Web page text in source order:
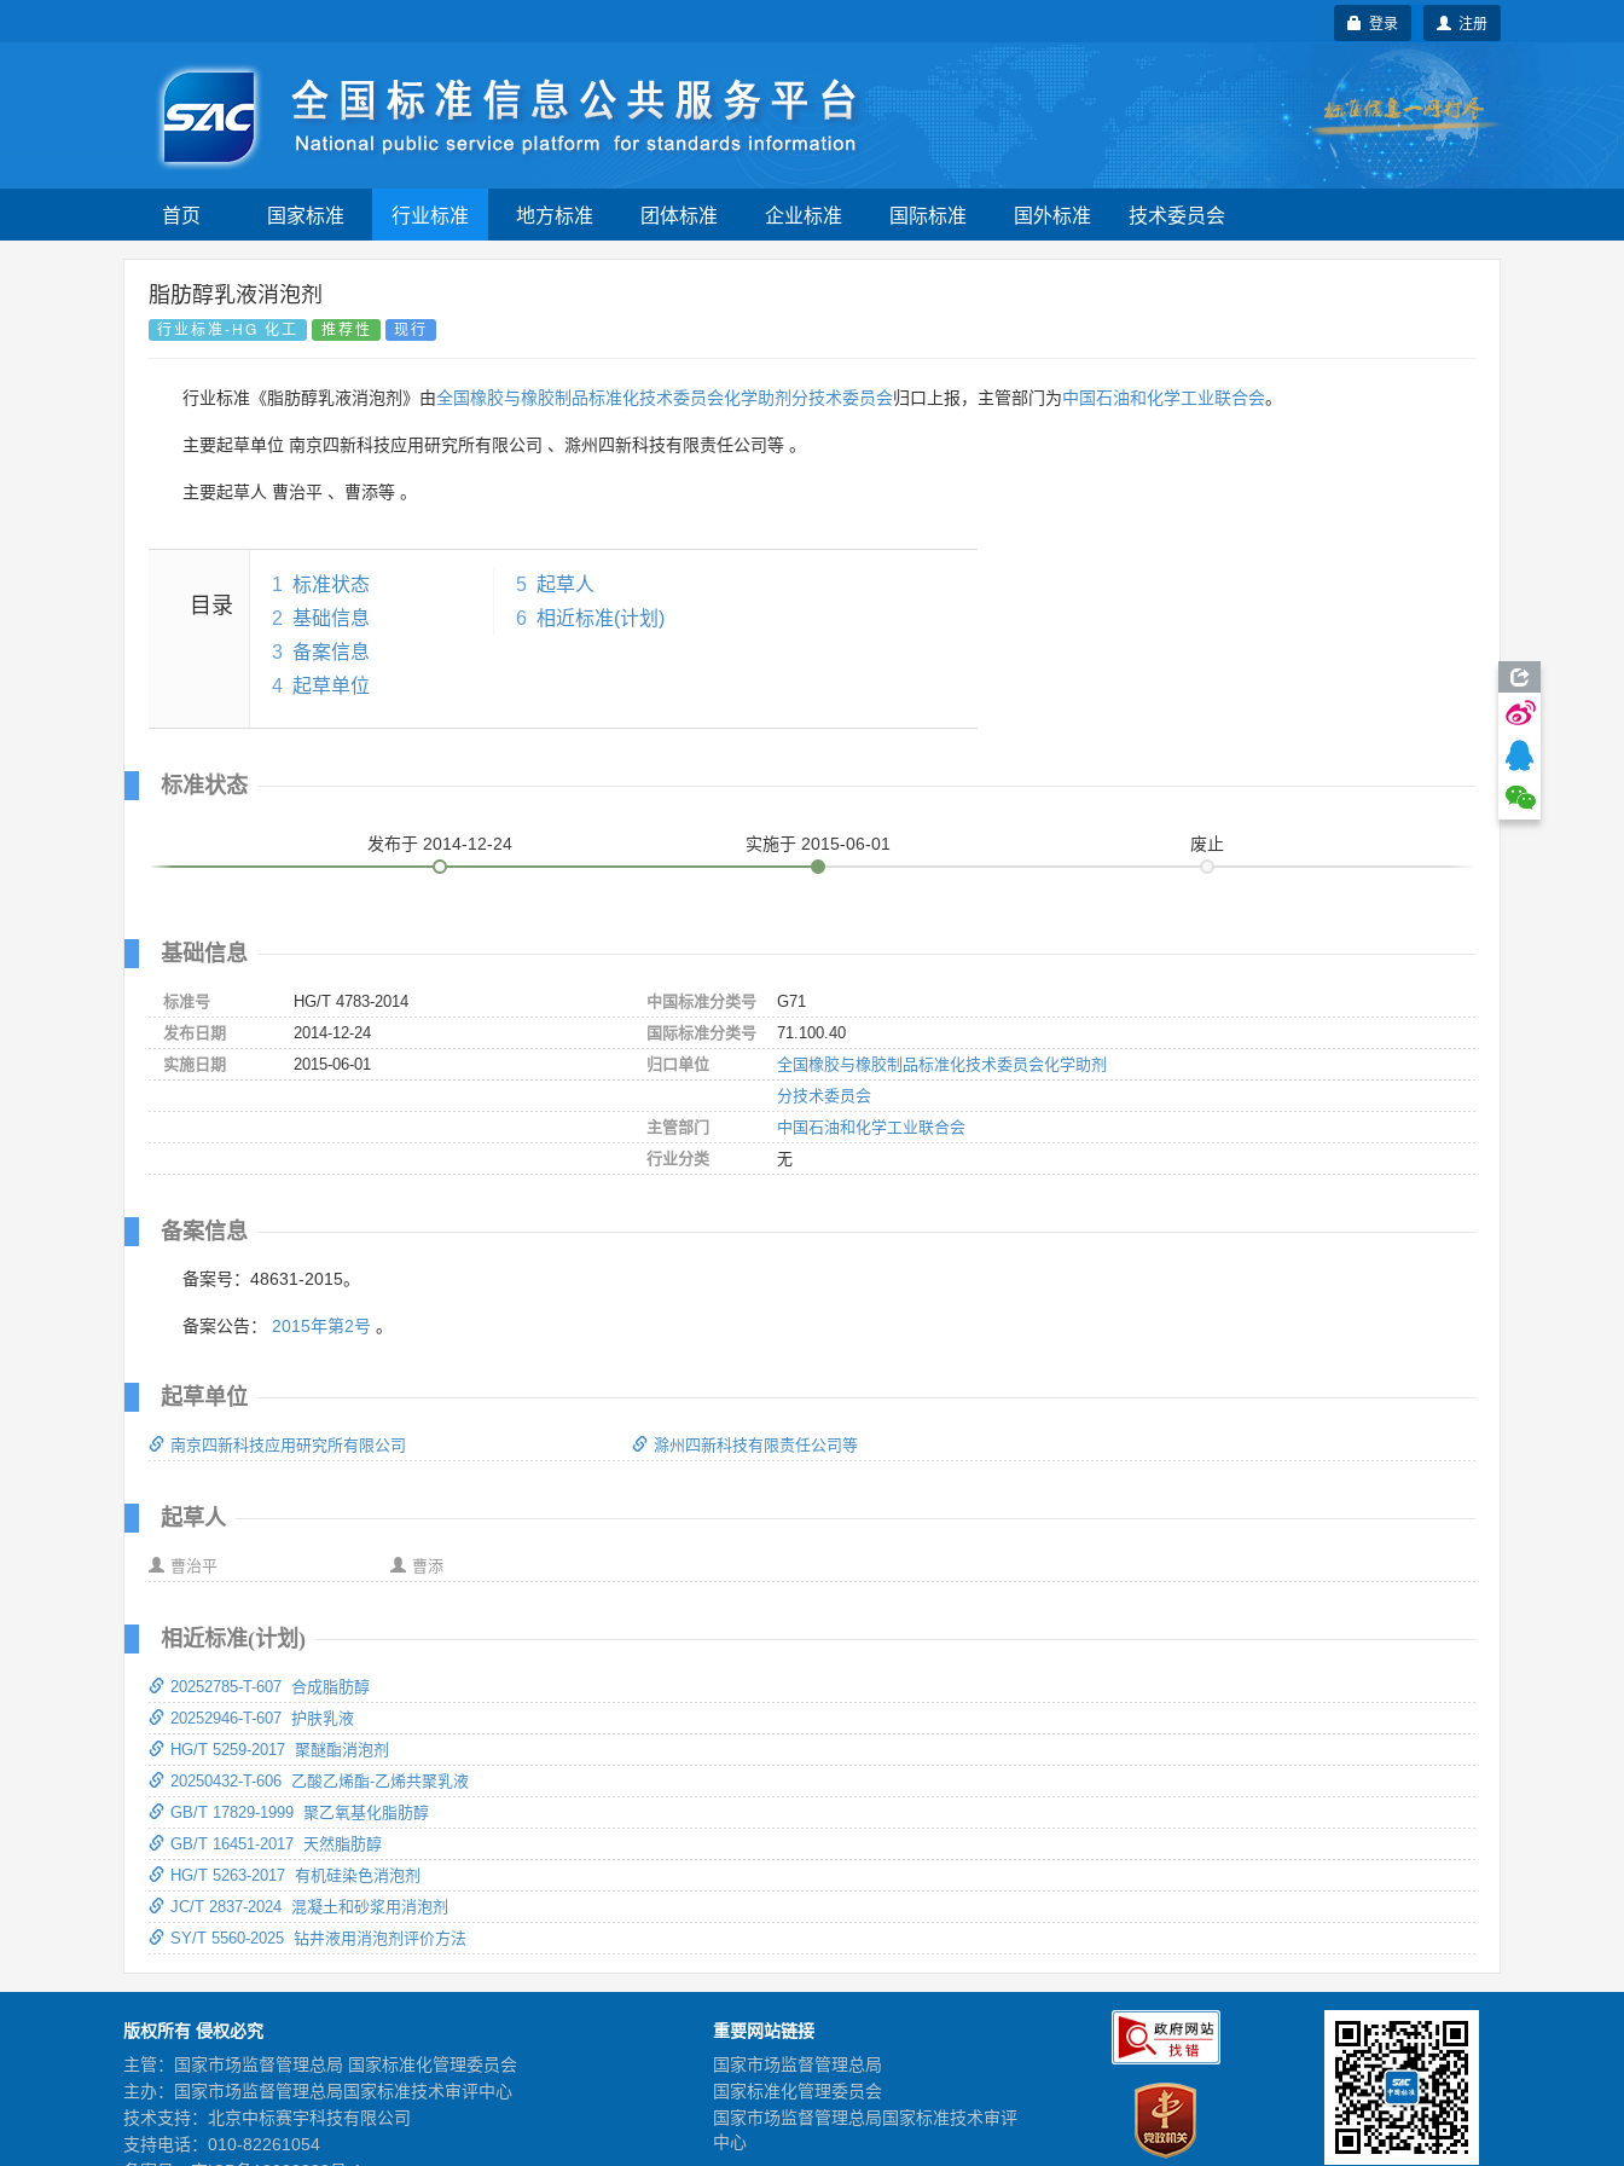
注册
登录
首页 国家标准 行业标准 地方标准 团体标准 企业标准 国际标准 国外标准 技术委员会
脂肪醇乳液消泡剂
行业标准-HG 化工 推荐性 现行
行业标准《脂肪醇乳液消泡剂》由全国橡胶与橡胶制品标准化技术委员会化学助剂分技术委员会归口上报，主管部门为中国石油和化学工业联合会。
主要起草单位 南京四新科技应用研究所有限公司 、 滁州四新科技有限责任公司等 。
主要起草人 曹治平 、 曹添等 。
目录
1 标准状态
2 基础信息
3 备案信息
4 起草单位
5 起草人
6 相近标准(计划)
标准状态
发布于 2014-12-24 实施于 2015-06-01 废止
基础信息
标准号
HG/T 4783-2014
发布日期
2014-12-24
实施日期
2015-06-01
中国标准分类号
G71
国际标准分类号
71.100.40
归口单位
全国橡胶与橡胶制品标准化技术委员会化学助剂
分技术委员会
主管部门
中国石油和化学工业联合会
行业分类
无
备案信息
备案号：48631-2015。
备案公告： 2015年第2号 。
起草单位
南京四新科技应用研究所有限公司 滁州四新科技有限责任公司等
起草人
曹治平 曹添
相近标准(计划)
20252785-T-607 合成脂肪醇
20252946-T-607 护肤乳液
HG/T 5259-2017 聚醚酯消泡剂
20250432-T-606 乙酸乙烯酯-乙烯共聚乳液
GB/T 17829-1999 聚乙氧基化脂肪醇
GB/T 16451-2017 天然脂肪醇
HG/T 5263-2017 有机硅染色消泡剂
JC/T 2837-2024 混凝土和砂浆用消泡剂
SY/T 5560-2025 钻井液用消泡剂评价方法
版权所有 侵权必究
主管：国家市场监督管理总局 国家标准化管理委员会
主办：国家市场监督管理总局国家标准技术审评中心
技术支持：北京中标赛宇科技有限公司
支持电话：010-82261054
重要网站链接
国家市场监督管理总局
国家标准化管理委员会
国家市场监督管理总局国家标准技术审评
中心